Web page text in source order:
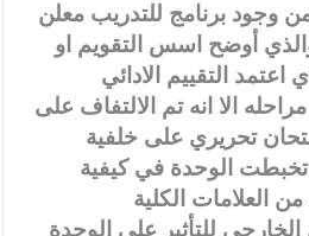
وجود برنامج للتدريب معلن
أوضح اسس التقويم او
اعتمد التقييم الادائي
الا انه تم الالتفاف على
تحريري على خلفية
تخبطت الوحدة في كيفية
للتأثير على الوحدة